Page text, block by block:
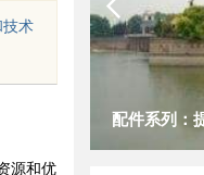
技术
源和优
配件系列：